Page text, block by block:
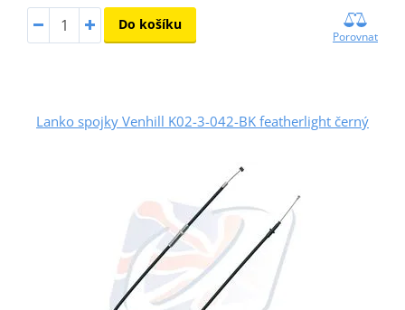
Do košíku
Porovnat
Lanko spojky Venhill K02-3-042-BK featherlight černý